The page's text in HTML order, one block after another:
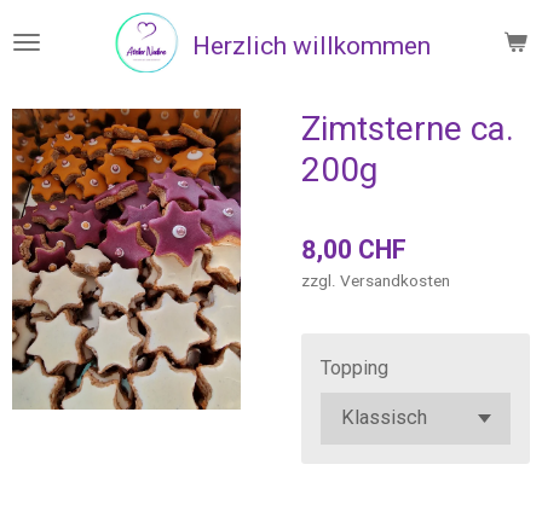
Hauptinhalt
Herzlich willkommen
Zimtsterne ca.
200g
8,00 CHF
zzgl. Versandkosten
Topping